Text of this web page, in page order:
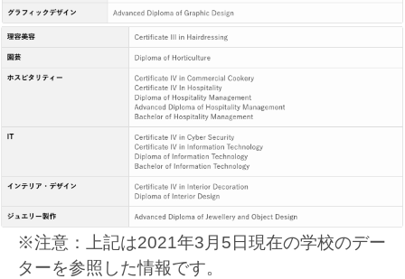
※注意：上記は2021年3月5日現在の学校のデー
ターを参照した情報です。